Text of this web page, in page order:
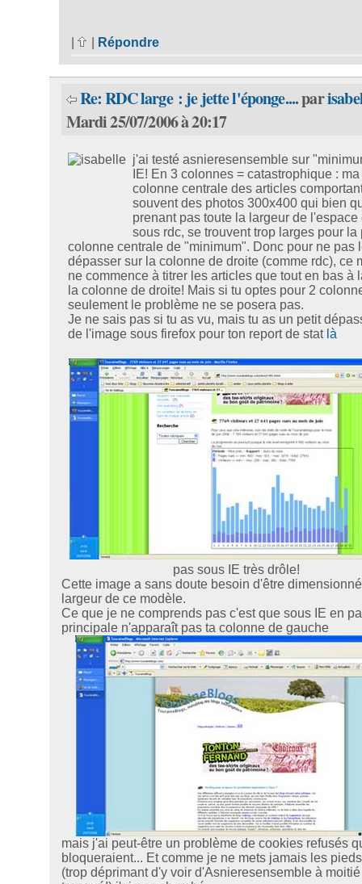
| Répondre
Re: RDC large : je jette l'éponge....par
Mardi 25/07/2006 à 20:17
j'ai testé asnieresensemble sur
IE! En 3 colonnes = catastrophique : ma
colonne centrale des articles
souvent des photos 300x400 qui bien
prenant pas toute la largeur de l'espace
sous rdc, se trouvent trop larges pour la
colonne centrale de "minimum". Donc pour ne pas
dépasser sur la colonne de droite (comme rdc), ce
ne commence à titrer les articles que tout en bas à
la colonne de droite! Mais si tu optes pour 2
seulement le problème ne se posera pas.
Je ne sais pas si tu as vu, mais tu as un petit
de l'image sous firefox pour ton report de stat là
pas sous IE très drôle!
Cette image a sans doute besoin d'être
largeur de ce modèle.
Ce que je ne comprends pas c'est que sous IE en
principale n'apparaît pas ta colonne de gauche
mais j'ai peut-être un problème de cookies refusés
bloqueraient... Et comme je ne mets jamais les
(trop déprimant d'y voir d'Asnieresensemble à moitié